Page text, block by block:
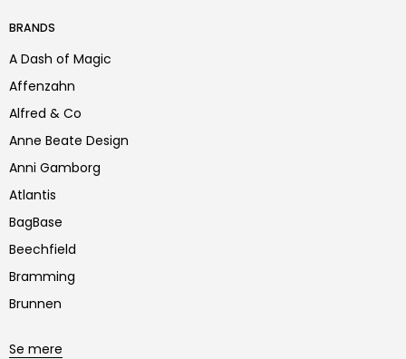
BRANDS
A Dash of Magic
Affenzahn
Alfred & Co
Anne Beate Design
Anni Gamborg
Atlantis
BagBase
Beechfield
Bramming
Brunnen
Se mere